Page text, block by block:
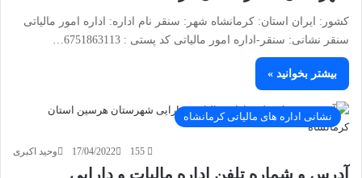
کشور: ایران استان: کرمانشاه شهر: سنقر نام اداره: اداره امور مالیاتی
سنقر نشانی: سنقر-اداره امور مالیاتی کد پستی : 6751863113…
بیشتر بخوانید »
نشانی اداره های مالیاتی کرمانشاه
وحید اکبری 17/04/2022
آدرس و شماره تلفن اداره مالیات و دارایی